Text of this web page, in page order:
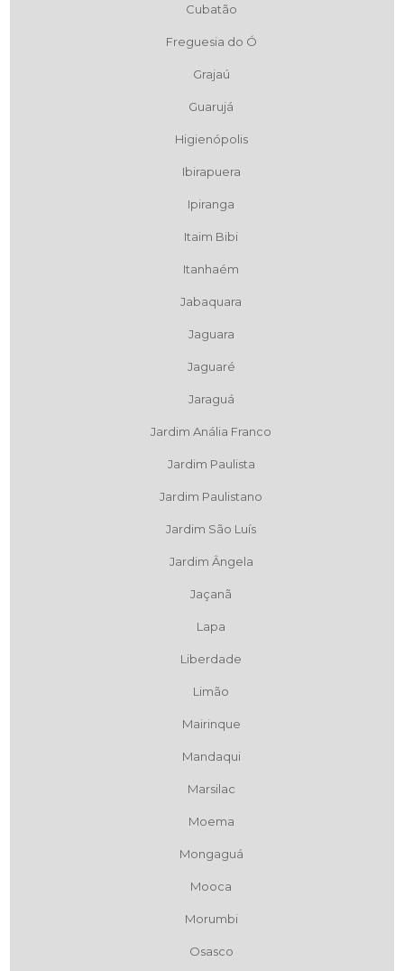
Cubatão
Freguesia do Ó
Grajaú
Guarujá
Higienópolis
Ibirapuera
Ipiranga
Itaim Bibi
Itanhaém
Jabaquara
Jaguara
Jaguaré
Jaraguá
Jardim Anália Franco
Jardim Paulista
Jardim Paulistano
Jardim São Luís
Jardim Ângela
Jaçanã
Lapa
Liberdade
Limão
Mairinque
Mandaqui
Marsilac
Moema
Mongaguá
Mooca
Morumbi
Osasco